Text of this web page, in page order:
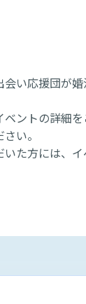
い応援団が
ベントの詳細
い。
いた方には、